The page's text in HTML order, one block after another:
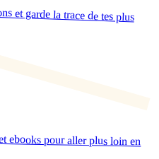
et garde la trace de tes plus
ebooks pour aller plus loin en